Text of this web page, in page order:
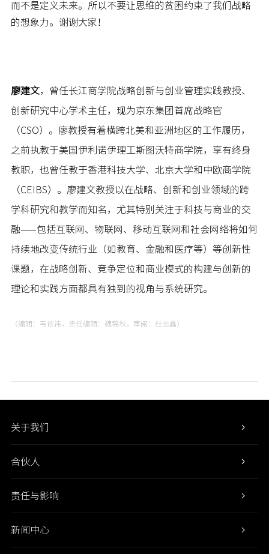
而不是定义未来。所以不要让思维的贫困约束了我们战略
的想象力。谢谢大家！
廖建文， 曾任长江商学院战略创新与创业管理实践教授、
创新研究中心学术主任，现为京东集团首席战略官
（CSO）。廖教授有着横跨北美和亚洲地区的工作履历，
之前执教于美国伊利诺伊理工斯图沃特商学院，享有终身
教职，也曾任教于香港科技大学、北京大学和中欧商学院
（CEIBS）。廖建文教授以在战略、创新和创业领域的跨
学科研究和教学而知名，尤其特别关注于科技与商业的交
融——包括互联网、物联网、移动互联网和社会网络将如何
持续地改变传统行业（如教育、金融和医疗等）等创新性
课题，在战略创新、竞争定位和商业模式的构建与创新的
理论和实践方面都具有独到的视角与系统研究。
（编辑：韦依祎，责任编辑：魏锦秋，审阅：杜志鑫）
关于我们
合伙人
责任与影响
新闻中心